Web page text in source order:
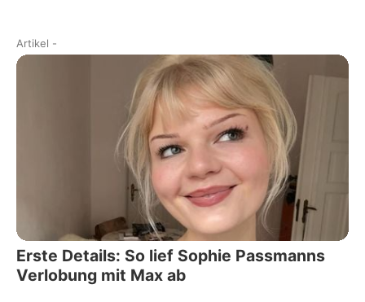
Artikel -
Erste Details: So lief Sophie Passmanns
Verlobung mit Max ab